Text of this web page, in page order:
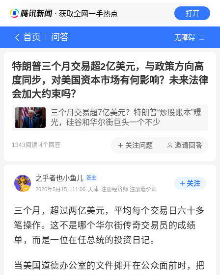
· 获取全网一手热点 打开
首页 问答 无障碍
特朗普三个月交易超2亿美元，与政策方向高
度同步，对美国资本市场有何影响？未来法律
会加大约束吗？
三个月交易超7亿美元？特朗普“炒股账本”曝
光，硅谷和华尔街巨头一个不少
1343阅读 4个回答 关注问题 邀请回答
之乎者也小鱼儿 答主
2026年5月15日11:06 天津 注册经济师 注册造价师
关注
三个月，超过两亿美元，平均每个交易日六十多
笔操作。这不是哪个华尔街传奇交易员的成绩
单，而是一位在任总统的投资日记。
当美国道德办公室的文件摊开在公众面前时，把